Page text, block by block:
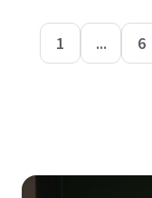
1 ... 6